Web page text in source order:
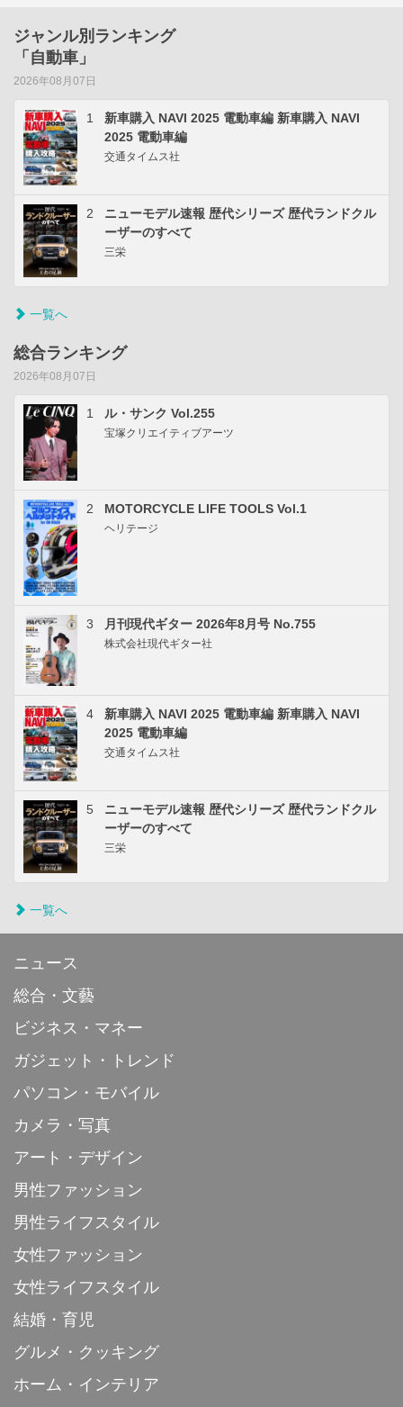
ジャンル別ランキング
「自動車」
2026年08月07日
1
新車購入 NAVI 2025 電動車編 新車購入 NAVI
2025 電動車編
交通タイムス社
2
ニューモデル速報 歴代シリーズ 歴代ランドクル
ーザーのすべて
三栄
一覧へ
総合ランキング
2026年08月07日
1 ル・サンク Vol.255
宝塚クリエイティブアーツ
2 MOTORCYCLE LIFE TOOLS Vol.1
ヘリテージ
3 月刊現代ギター 2026年8月号 No.755
株式会社現代ギター社
4
新車購入 NAVI 2025 電動車編 新車購入 NAVI
2025 電動車編
交通タイムス社
5
ニューモデル速報 歴代シリーズ 歴代ランドクル
ーザーのすべて
三栄
一覧へ
ニュース
総合・文藝
ビジネス・マネー
ガジェット・トレンド
パソコン・モバイル
カメラ・写真
アート・デザイン
男性ファッション
男性ライフスタイル
女性ファッション
女性ライフスタイル
結婚・育児
グルメ・クッキング
ホーム・インテリア